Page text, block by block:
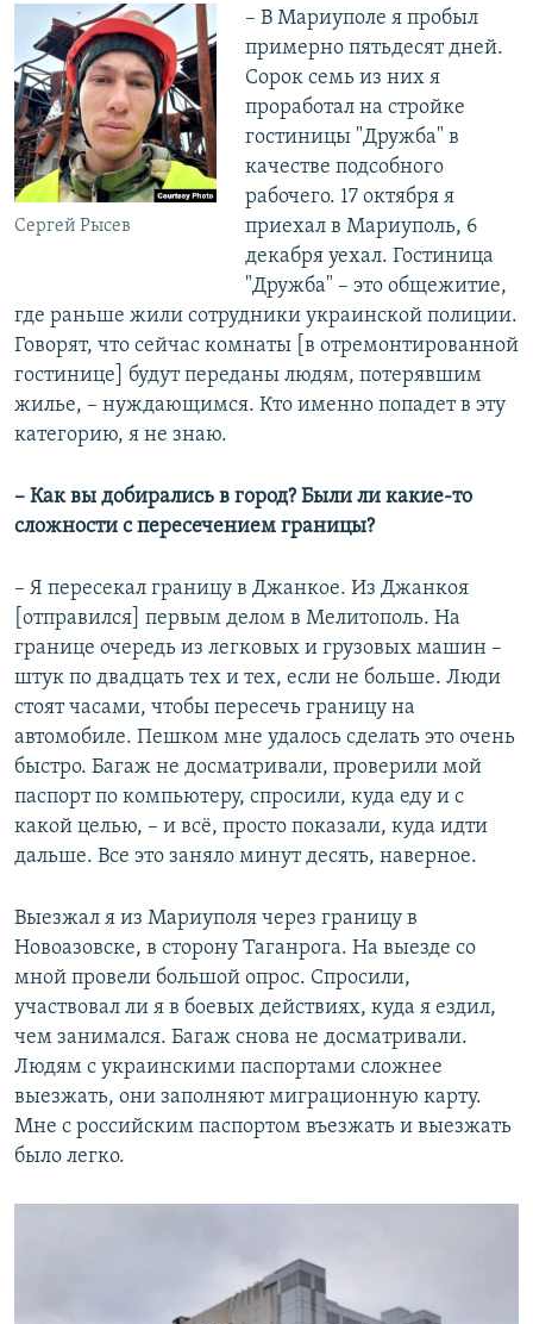
Сергей Рысев
– В Мариуполе я пробыл
примерно пятьдесят дней.
Сорок семь из них я
проработал на стройке
гостиницы "Дружба" в
качестве подсобного
рабочего. 17 октября я
приехал в Мариуполь, 6
декабря уехал. Гостиница
"Дружба" – это общежитие,
где раньше жили сотрудники украинской полиции.
Говорят, что сейчас комнаты [в отремонтированной
гостинице] будут переданы людям, потерявшим
жилье, – нуждающимся. Кто именно попадет в эту
категорию, я не знаю.
– Как вы добирались в город? Были ли какие-то
сложности с пересечением границы?
– Я пересекал границу в Джанкое. Из Джанкоя
[отправился] первым делом в Мелитополь. На
границе очередь из легковых и грузовых машин –
штук по двадцать тех и тех, если не больше. Люди
стоят часами, чтобы пересечь границу на
автомобиле. Пешком мне удалось сделать это очень
быстро. Багаж не досматривали, проверили мой
паспорт по компьютеру, спросили, куда еду и с
какой целью, – и всё, просто показали, куда идти
дальше. Все это заняло минут десять, наверное.
Выезжал я из Мариуполя через границу в
Новоазовске, в сторону Таганрога. На выезде со
мной провели большой опрос. Спросили,
участвовал ли я в боевых действиях, куда я ездил,
чем занимался. Багаж снова не досматривали.
Людям с украинскими паспортами сложнее
выезжать, они заполняют миграционную карту.
Мне с российским паспортом въезжать и выезжать
было легко.